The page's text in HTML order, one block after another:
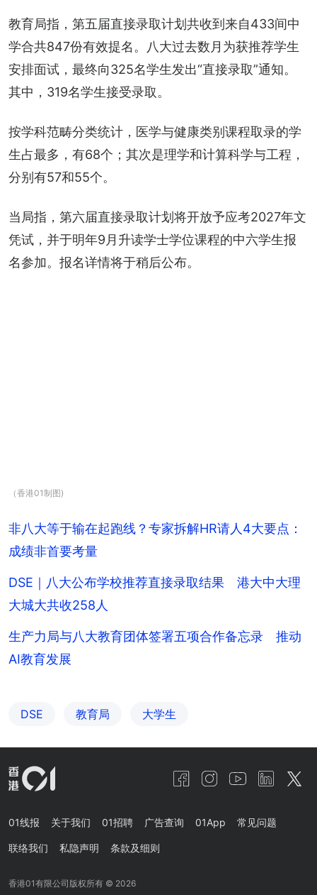
教育局指，第五届直接录取计划共收到来自433间中
学合共847份有效提名。八大过去数月为获推荐学生
安排面试，最终向325名学生发出“直接录取”通知。
其中，319名学生接受录取。
按学科范畴分类统计，医学与健康类别课程取录的学
生占最多，有68个；其次是理学和计算科学与工程，
分别有57和55个。
当局指，第六届直接录取计划将开放予应考2027年文
凭试，并于明年9月升读学士学位课程的中六学生报
名参加。报名详情将于稍后公布。
（香港01制图)
非八大等于输在起跑线？专家拆解HR请人4大要点：
成绩非首要考量
DSE｜八大公布学校推荐直接录取结果 港大中大理
大城大共收258人
生产力局与八大教育团体签署五项合作备忘录 推动
AI教育发展
DSE 教育局 大学生
01线报 关于我们 01招聘 广告查询 01App 常见问题
联络我们 私隐声明 条款及细则
香港01有限公司版权所有 © 2026